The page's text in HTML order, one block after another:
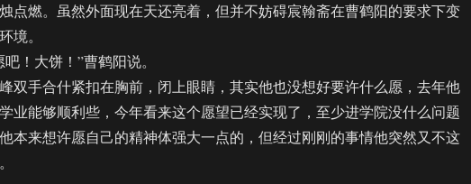
点燃。虽然外面现在天还亮着，但并不妨碍宸翰斋在曹鹤阳的要求下变
境。
大饼！”曹鹤阳说。
手合什紧扣在胸前，闭上眼睛，其实他也没想好要许什么愿，去年他
业能够顺利些，今年看来这个愿望已经实现了，至少进学院没什么问题
本来想许愿自己的精神体强大一点的，但经过刚刚的事情他突然又不这